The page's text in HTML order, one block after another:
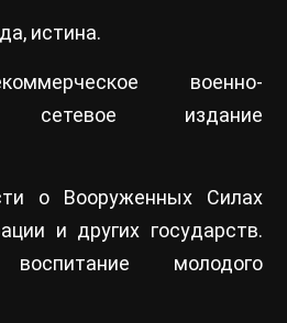
истина.
военно-
сетевое издание
о Вооруженных Силах
и других государств.
воспитание молодого